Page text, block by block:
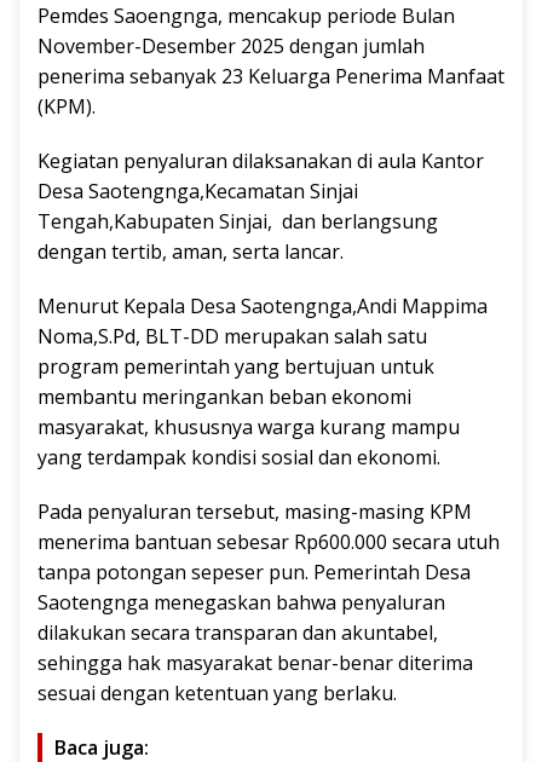
Pemdes Saoengnga, mencakup periode Bulan
November-Desember 2025 dengan jumlah
penerima sebanyak 23 Keluarga Penerima Manfaat
(KPM).
Kegiatan penyaluran dilaksanakan di aula Kantor
Desa Saotengnga,Kecamatan Sinjai
Tengah,Kabupaten Sinjai, dan berlangsung
dengan tertib, aman, serta lancar.
Menurut Kepala Desa Saotengnga,Andi Mappima
Noma,S.Pd, BLT-DD merupakan salah satu
program pemerintah yang bertujuan untuk
membantu meringankan beban ekonomi
masyarakat, khususnya warga kurang mampu
yang terdampak kondisi sosial dan ekonomi.
Pada penyaluran tersebut, masing-masing KPM
menerima bantuan sebesar Rp600.000 secara utuh
tanpa potongan sepeser pun. Pemerintah Desa
Saotengnga menegaskan bahwa penyaluran
dilakukan secara transparan dan akuntabel,
sehingga hak masyarakat benar-benar diterima
sesuai dengan ketentuan yang berlaku.
Baca juga: